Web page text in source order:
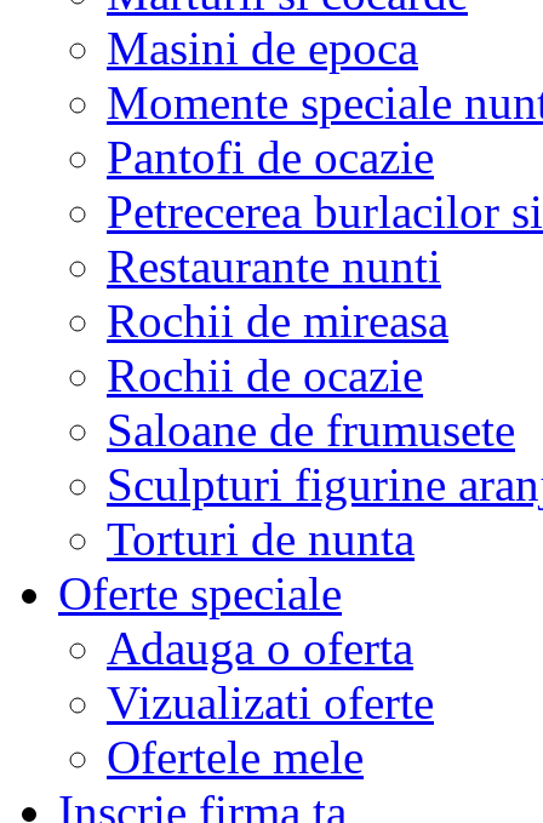
Masini de epoca
Momente speciale
Pantofi de ocazie
Petrecerea burlacilor
Restaurante nunti
Rochii de mireasa
Rochii de ocazie
Saloane de frumusete
Sculpturi figurine
Torturi de nunta
Oferte speciale
Adauga o oferta
Vizualizati oferte
Ofertele mele
Inscrie firma ta